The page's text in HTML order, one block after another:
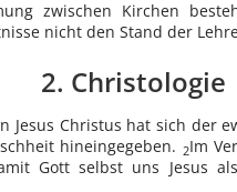
zwischen Kirchen
nicht den Stand der
2. Christologie
Jesus Christus hat sich der
hineingegeben. 2Im
Gott selbst uns Jesus